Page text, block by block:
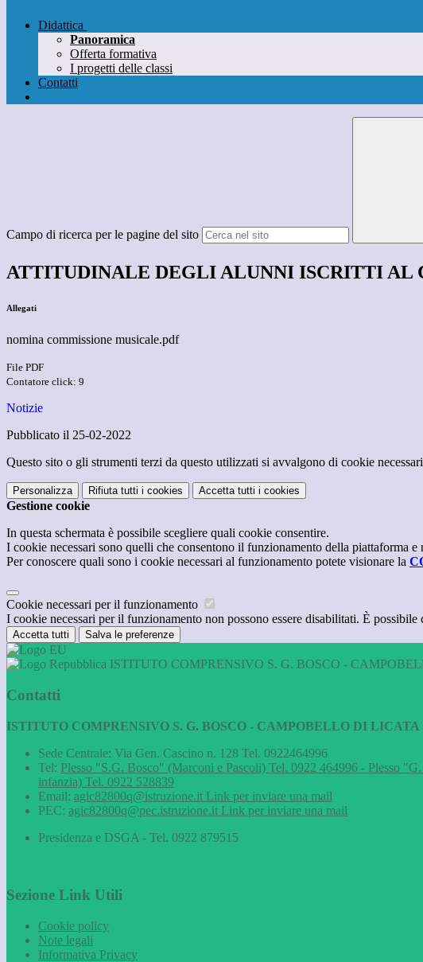
Didattica
Panoramica
Offerta formativa
I progetti delle classi
Contatti
Campo di ricerca per le pagine del sito
ATTITUDINALE DEGLI ALUNNI ISCRITTI AL
Allegati
nomina commissione musicale.pdf
File PDF
Contatore click: 9
Notizie
Pubblicato il 25-02-2022
Questo sito o gli strumenti terzi da questo utilizzati si avvalgono di cookie
Personalizza Rifiuta tutti i cookies Accetta tutti i cookies
Gestione cookie
In questa schermata è possibile scegliere quali cookie consentire.
I cookie necessari sono quelli che consentono il funzionamento della piattaforma
Per conoscere quali sono i cookie necessari al funzionamento potete visionare la
Cookie necessari per il funzionamento
I cookie necessari per il funzionamento non possono essere disabilitati. È
Accetta tutti Salva le preferenze
ISTITUTO COMPRENSIVO S. G. BOSCO -
Contatti
ISTITUTO COMPRENSIVO S. G. BOSCO - CAMPOBELLO DI LICATA
Sede Centrale: Via Gen. Cascino n. 128 Tel. 0922464996
Tel: Plesso "S.G. Bosco" (Marconi e Pascoli) Tel. 0922 464996 - Plesso
infanzia) Tel. 0922 528839
Email: agic82800q@istruzione.it Link per inviare una mail
PEC: agic82800q@pec.istruzione.it Link per inviare una mail
Presidenza e DSGA - Tel. 0922 879515
Sezione Link Utili
Cookie policy
Note legali
Informativa Privacy